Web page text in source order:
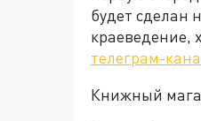
будет сделан
краеведение,
телеграм-
Книжный